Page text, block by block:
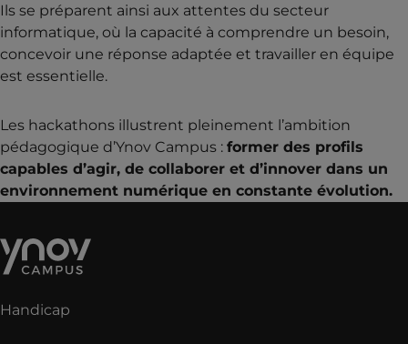
Ils se préparent ainsi aux attentes du secteur
informatique, où la capacité à comprendre un besoin,
concevoir une réponse adaptée et travailler en équipe
est essentielle.
Les hackathons illustrent pleinement l’ambition
pédagogique d’Ynov Campus : former des profils
capables d’agir, de collaborer et d’innover dans un
environnement numérique en constante évolution.
Handicap